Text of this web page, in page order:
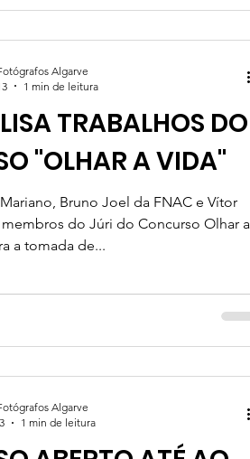
TRABALHOS DO
"OLHAR A VIDA"
Bruno Joel da FNAC e Vítor
do Júri do Concurso Olhar a
a tomada de...
Algarve
1 min de leitura
Algarve
1 min de leitura